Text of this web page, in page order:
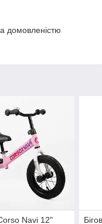
домовленістю
Navi 12"